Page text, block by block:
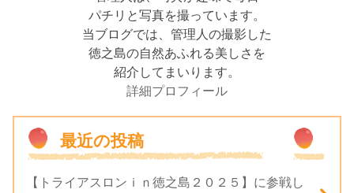
パチリと写真を撮っています。
当ブログでは、管理人の撮影した
徳之島の自然あふれる美しさを
紹介してまいります。
詳細プロフィール
最近の投稿
【トライアスロンｉｎ徳之島２０２５】に参戦し